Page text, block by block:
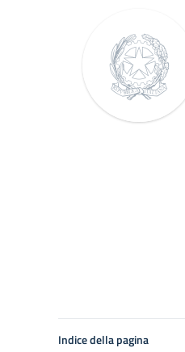
Indice della pagina